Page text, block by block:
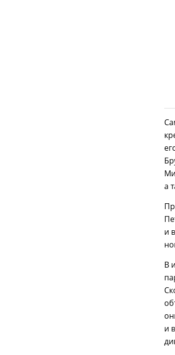
а
и
В
и